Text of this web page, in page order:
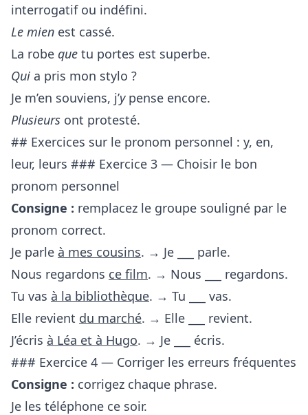
interrogatif ou indéfini.
Le mien est cassé.
La robe que tu portes est superbe.
Qui a pris mon stylo ?
Je m’en souviens, j’ypense encore.
Plusieurs ont protesté.
## Exercices sur le pronom personnel : y, en,
leur, leurs ### Exercice 3 — Choisir le bon
pronom personnel
Consigne : remplacez le groupe souligné par le
pronom correct.
Je parle à mes cousins. → Je ___ parle.
Nous regardons ce film. → Nous ___ regardons.
Tu vas à la bibliothèque. → Tu ___ vas.
Elle revient du marché. → Elle ___ revient.
J’écris à Léa et à Hugo. → Je ___ écris.
### Exercice 4 — Corriger les erreurs fréquentes
Consigne : corrigez chaque phrase.
Je les téléphone ce soir.